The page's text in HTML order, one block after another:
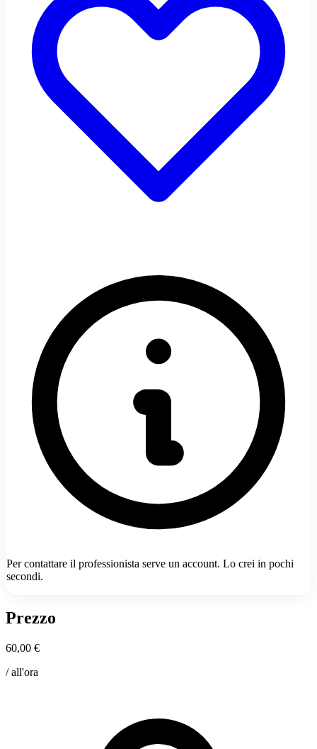
Per contattare il professionista serve un account. Lo crei in pochi
secondi.
Prezzo
60,00 €
/ all'ora